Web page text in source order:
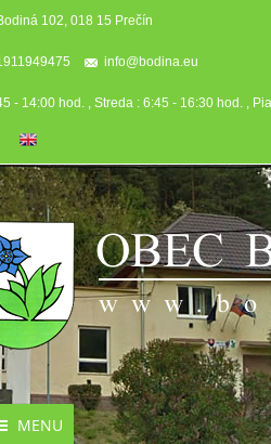
102, 018 15 Prečín
info@bodina.eu
- 14:00 hod. , Streda : 6:45 - 16:30 hod. ,
MENU